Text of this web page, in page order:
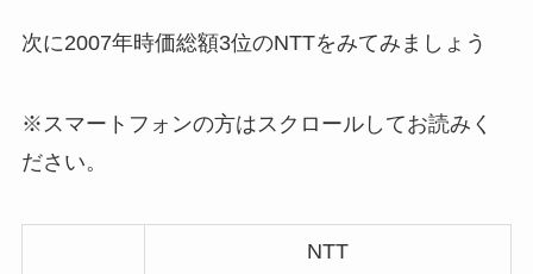
次に2007年時価総額3位のNTTをみてみましょう
※スマートフォンの方はスクロールしてお読みく
ださい。
NTT